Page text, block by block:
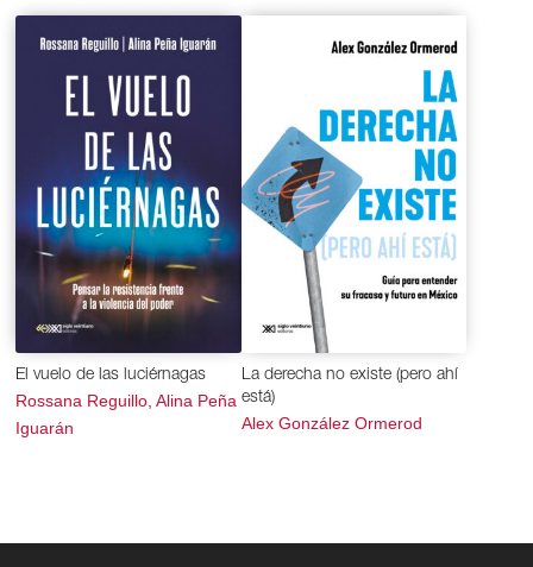
El vuelo de las luciérnagas
Rossana Reguillo, Alina Peña
Iguarán
La derecha no existe (pero ahí
está)
Alex González Ormerod